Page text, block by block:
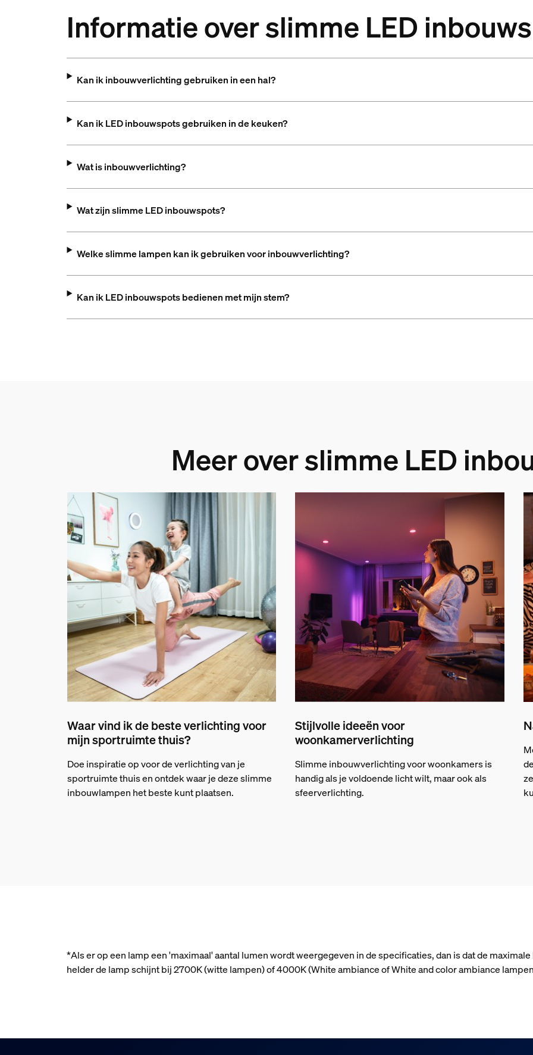
Informatie over slimme LED
Kan ik inbouwverlichting gebruiken in een hal?
Kan ik LED inbouwspots gebruiken in de keuken?
Wat is inbouwverlichting?
Wat zijn slimme LED inbouwspots?
Welke slimme lampen kan ik gebruiken voor inbouwverlichting?
Kan ik LED inbouwspots bedienen met mijn stem?
Meer over slimme LED
Waar vind ik de beste verlichting voor
mijn sportruimte thuis?
Doe inspiratie op voor de verlichting van je
sportruimte thuis en ontdek waar je deze slimme
inbouwlampen het beste kunt plaatsen.
Stijlvolle ideeën voor
woonkamerverlichting
Slimme inbouwverlichting voor woonkamers is
handig als je voldoende licht wilt, maar ook als
sfeerverlichting.
*Als er op een lamp een 'maximaal' aantal lumen wordt weergegeven in de specificaties, dan is dat de
helder de lamp schijnt bij 2700K (witte lampen) of 4000K (White ambiance of White and color ambiance